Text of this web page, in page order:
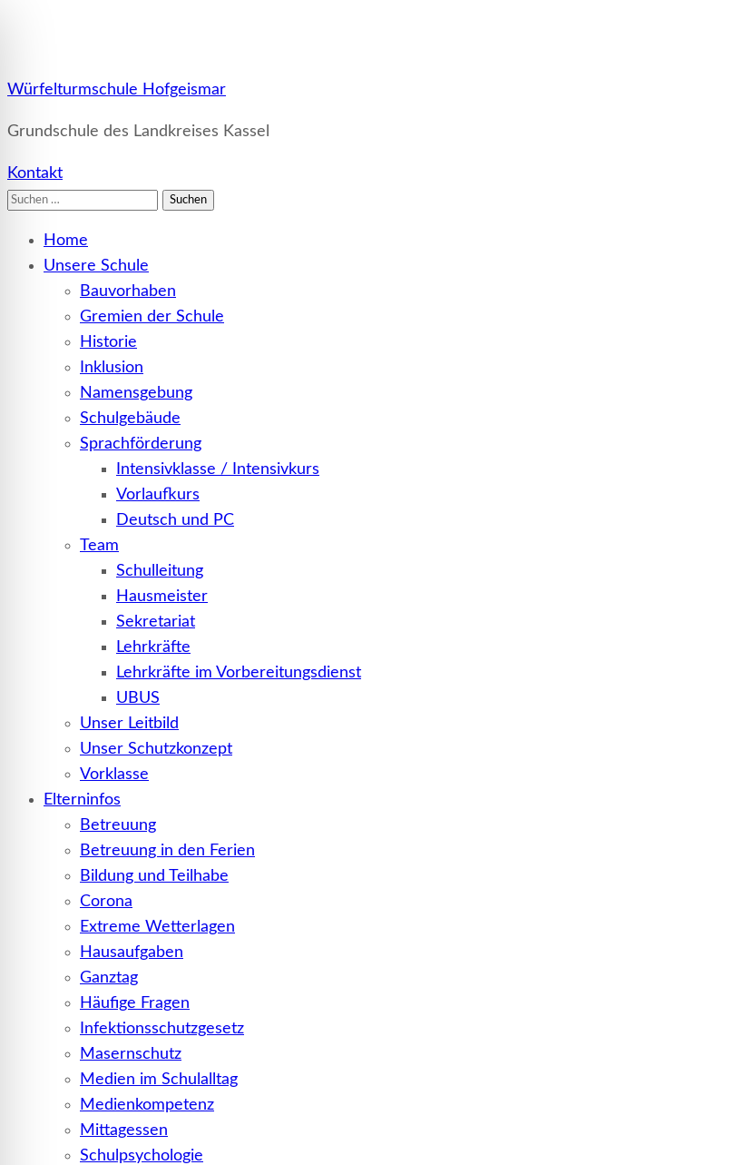
Würfelturmschule Hofgeismar
Grundschule des Landkreises Kassel
Kontakt
Suchen
Home
Unsere Schule
Bauvorhaben
Gremien der Schule
Historie
Inklusion
Namensgebung
Schulgebäude
Sprachförderung
Intensivklasse / Intensivkurs
Vorlaufkurs
Deutsch und PC
Team
Schulleitung
Hausmeister
Sekretariat
Lehrkräfte
Lehrkräfte im Vorbereitungsdienst
UBUS
Unser Leitbild
Unser Schutzkonzept
Vorklasse
Elterninfos
Betreuung
Betreuung in den Ferien
Bildung und Teilhabe
Corona
Extreme Wetterlagen
Hausaufgaben
Ganztag
Häufige Fragen
Infektionsschutzgesetz
Masernschutz
Medien im Schulalltag
Medienkompetenz
Mittagessen
Schulpsychologie